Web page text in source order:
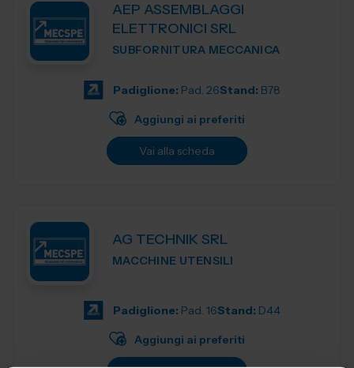
AEP ASSEMBLAGGI
ELETTRONICI SRL
SUBFORNITURA MECCANICA
Padiglione: Pad. 26Stand: B78
Aggiungi ai preferiti
Vai alla scheda
AG TECHNIK SRL
MACCHINE UTENSILI
Padiglione: Pad. 16Stand: D44
Aggiungi ai preferiti